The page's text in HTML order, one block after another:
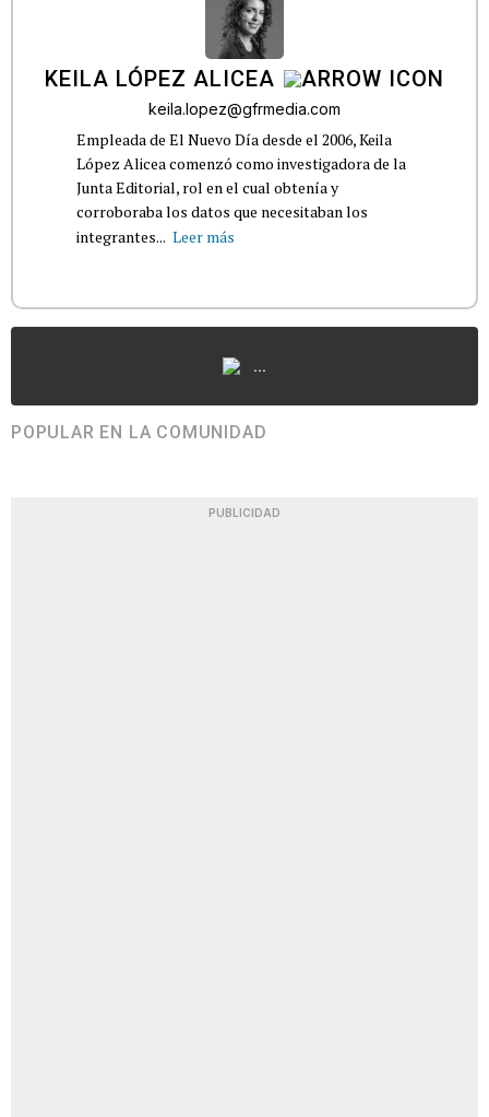
KEILA LÓPEZ ALICEA
keila.lopez@gfrmedia.com
Empleada de El Nuevo Día desde el 2006, Keila
López Alicea comenzó como investigadora de la
Junta Editorial, rol en el cual obtenía y
corroboraba los datos que necesitaban los
integrantes... Leer más
...
POPULAR EN LA COMUNIDAD
PUBLICIDAD